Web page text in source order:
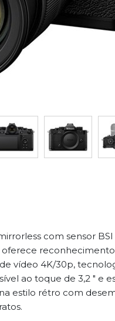
com sensor
oferece
vídeo 4K/30p,
ao toque de 3,2 " e
estilo rétro com